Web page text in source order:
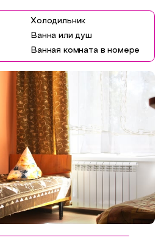
мышц
веществ
медицины
физкультуре (ЛФК)
Холодильник
Ванна или душ
Ванная комната в номере